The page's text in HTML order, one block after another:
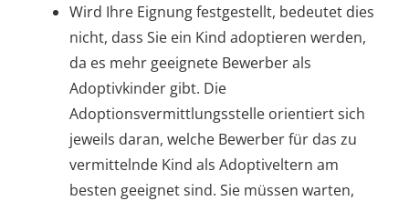
Wird Ihre Eignung festgestellt, bedeutet dies
nicht, dass Sie ein Kind adoptieren werden,
da es mehr geeignete Bewerber als
Adoptivkinder gibt. Die
Adoptionsvermittlungsstelle orientiert sich
jeweils daran, welche Bewerber für das zu
vermittelnde Kind als Adoptiveltern am
besten geeignet sind. Sie müssen warten,